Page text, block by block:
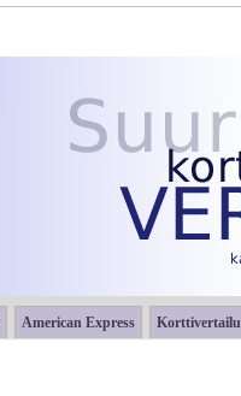
American Express Korttivertailu